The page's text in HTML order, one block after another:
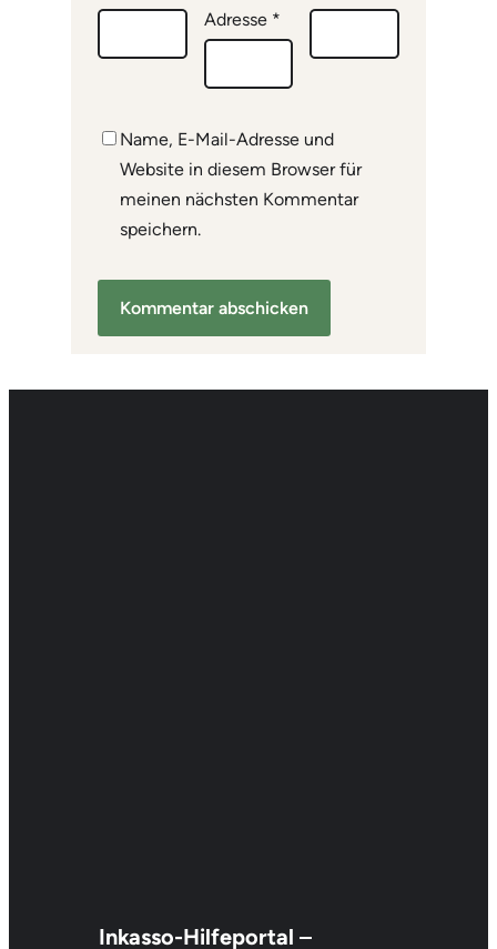
Adresse *
Name, E-Mail-Adresse und
Website in diesem Browser für
meinen nächsten Kommentar
speichern.
Inkasso-Hilfeportal –